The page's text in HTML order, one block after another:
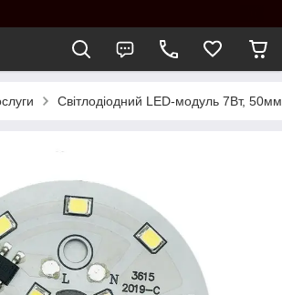
Світлодіодний LED-модуль 7Вт,